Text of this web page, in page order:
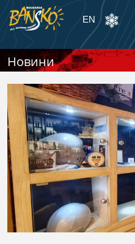
EN
Новини